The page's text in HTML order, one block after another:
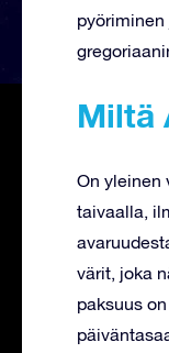
Miltä
On yleinen
taivaalla,
värit, joka
paksuus